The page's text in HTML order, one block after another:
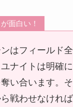
面白い！
はフィールド
ナイトは明確
い合います。
戦わせなけれ